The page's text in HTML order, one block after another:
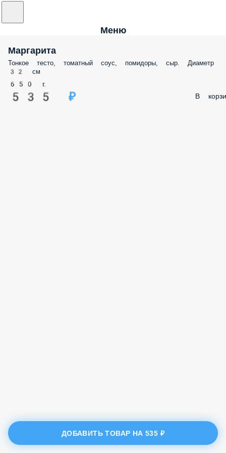
Меню
Маргарита
Тонкое тесто, томатный соус, помидоры, сыр. Диаметр
32 см
650 г.
535 ₽ В
ДОБАВИТЬ ТОВАР НА535 ₽